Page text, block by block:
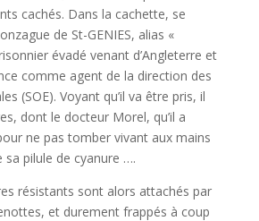
cachés. Dans la cachette, se
de St-GENIES, alias «
évadé venant d’Angleterre et
comme agent de la direction des
(SOE). Voyant qu’il va être pris, il
dont le docteur Morel, qu’il a
ne pas tomber vivant aux mains
sa pilule de cyanure ….
résistants sont alors attachés par
et durement frappés à coup